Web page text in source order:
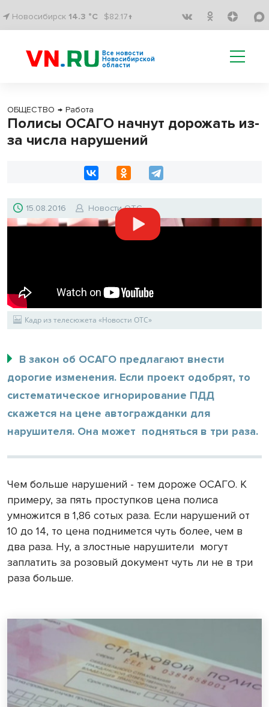
Новосибирск 14.3 °C $82.17↑
Все новости
Новосибирской
области
ОБЩЕСТВО → Работа
Полисы ОСАГО начнут дорожать из-
за числа нарушений
15.08.2016 Новости ОТС
Кадр из телесюжета «Новости ОТС»
В закон об ОСАГО предлагают внести
дорогие изменения. Если проект одобрят, то
систематическое игнорирование ПДД
скажется на цене автогражданки для
нарушителя. Она может подняться в три раза.
Чем больше нарушений - тем дороже ОСАГО. К
примеру, за пять проступков цена полиса
умножится в 1,86 сотых раза. Если нарушений от
10 до 14, то цена поднимется чуть более, чем в
два раза. Ну, а злостные нарушители могут
заплатить за розовый документ чуть ли не в три
раза больше.